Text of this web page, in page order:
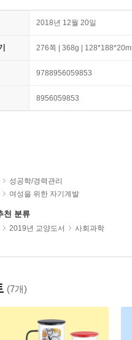
2018년 12월 20일
276쪽 | 368g |
9788956059853
8956059853
성공학/경력관리
여성을 위한 자기계발
천 분류
2019년 교양도서 사회과학
(7개)